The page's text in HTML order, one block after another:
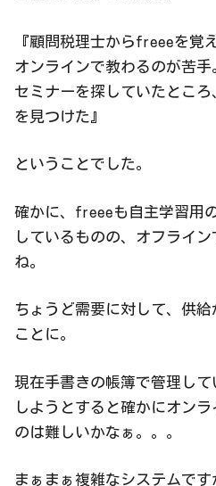
『顧問税理士からfreeeを覚
オンラインで教わるのが苦
セミナーを探していたとこ
を見つけた』
ということでした。
確かに、freeeも自主学習用
しているものの、オフライ
ね。
ちょうど需要に対して、供
ことに。
現在手書きの帳簿で管理し
しようとすると確かにオン
のは難しいかなぁ。。。
まぁまぁ複雑なシステムで